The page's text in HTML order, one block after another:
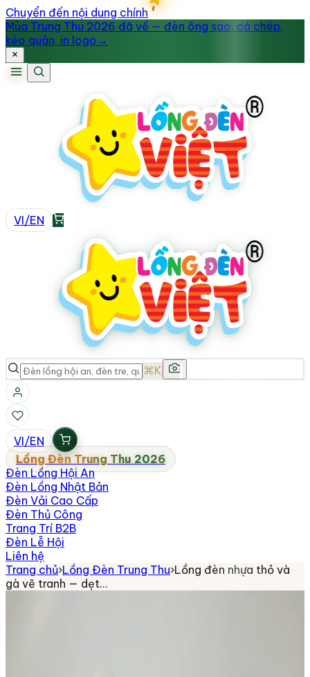
Chuyển đến nội dung chính
Mùa Trung Thu 2026 đã về — đèn ông sao, cá chép,
kéo quân, in logo →
VI/EN
⌘K
VI/EN
Lồng Đèn Trung Thu 2026
Đèn Lồng Hội An
Đèn Lồng Nhật Bản
Đèn Vải Cao Cấp
Đèn Thủ Công
Trang Trí B2B
Đèn Lễ Hội
Liên hệ
Trang chủ›Lồng Đèn Trung Thu›Lồng đèn nhựa thỏ và
gà vẽ tranh — dẹt…